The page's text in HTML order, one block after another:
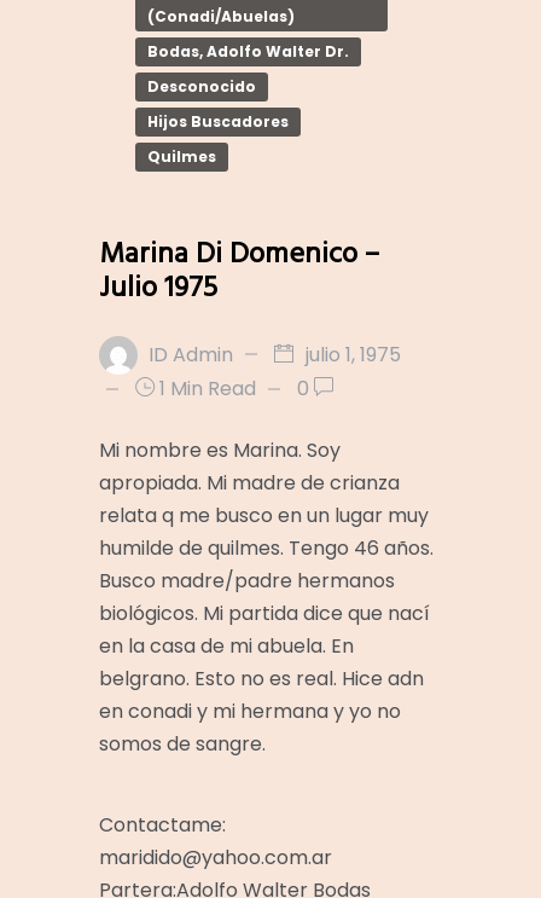
(Conadi/Abuelas)
Bodas, Adolfo Walter Dr.
Desconocido
Hijos Buscadores
Quilmes
Marina Di Domenico –
Julio 1975
ID Admin
julio 1, 1975
1 Min Read
0
Mi nombre es Marina. Soy
apropiada. Mi madre de crianza
relata q me busco en un lugar muy
humilde de quilmes. Tengo 46 años.
Busco madre/padre hermanos
biológicos. Mi partida dice que nací
en la casa de mi abuela. En
belgrano. Esto no es real. Hice adn
en conadi y mi hermana y yo no
somos de sangre.
Contactame:
maridido@yahoo.com.ar
Partera:Adolfo Walter Bodas